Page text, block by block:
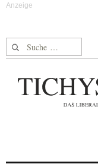
Suche nach: